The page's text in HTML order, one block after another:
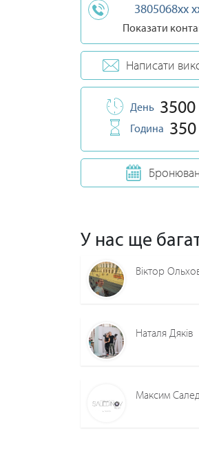
3805068xx
Показати
Написати
День
Година
У нас ще
Віктор
Наталя Дяків
Максим